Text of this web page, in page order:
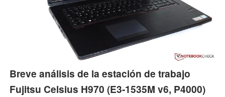
Breve análisis de la estación de trabajo
Fujitsu Celsius H970 (E3-1535M v6, P4000)